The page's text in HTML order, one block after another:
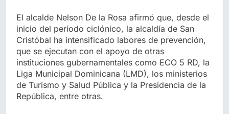
El alcalde Nelson De la Rosa afirmó que, desde el
inicio del período ciclónico, la alcaldía de San
Cristóbal ha intensificado labores de prevención,
que se ejecutan con el apoyo de otras
instituciones gubernamentales como ECO 5 RD, la
Liga Municipal Dominicana (LMD), los ministerios
de Turismo y Salud Pública y la Presidencia de la
República, entre otras.